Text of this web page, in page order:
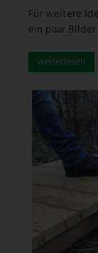
Für weitere
ein paar
weiterlesen